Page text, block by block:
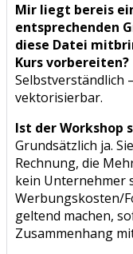
Mir liegt bereis
entsprechenden
diese Datei
Kurs vorbereiten?
Selbstverständlich
vektorisierbar.
Ist der Workshop
Grundsätzlich ja.
Rechnung, die
kein Unternehmer
Werbungskosten/
geltend machen,
Zusammenhang